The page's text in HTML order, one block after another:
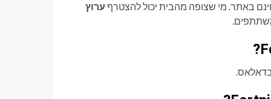
באתר. מי שצופה מהבית יכול להצטרף ערוץ